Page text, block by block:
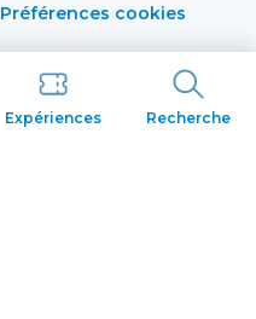
Expériences Recherche
Préférences cookies
confidentialité
Conditions Générales